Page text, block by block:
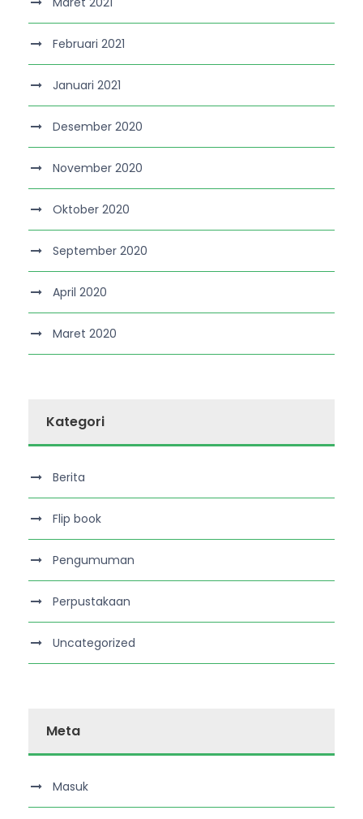
Februari 2021
Januari 2021
Desember 2020
November 2020
Oktober 2020
September 2020
April 2020
Maret 2020
Kategori
Berita
Flip book
Pengumuman
Perpustakaan
Uncategorized
Meta
Masuk